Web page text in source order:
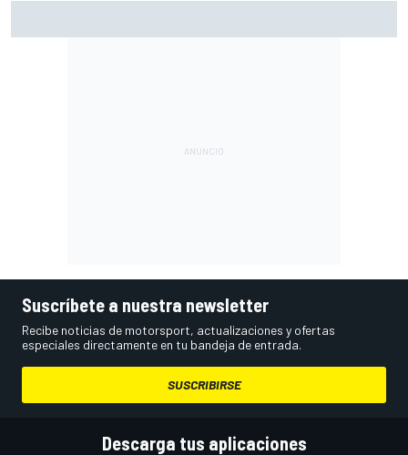
Suscríbete a nuestra newsletter
Recibe noticias de motorsport, actualizaciones y ofertas
especiales directamente en tu bandeja de entrada.
SUSCRIBIRSE
Descarga tus aplicaciones